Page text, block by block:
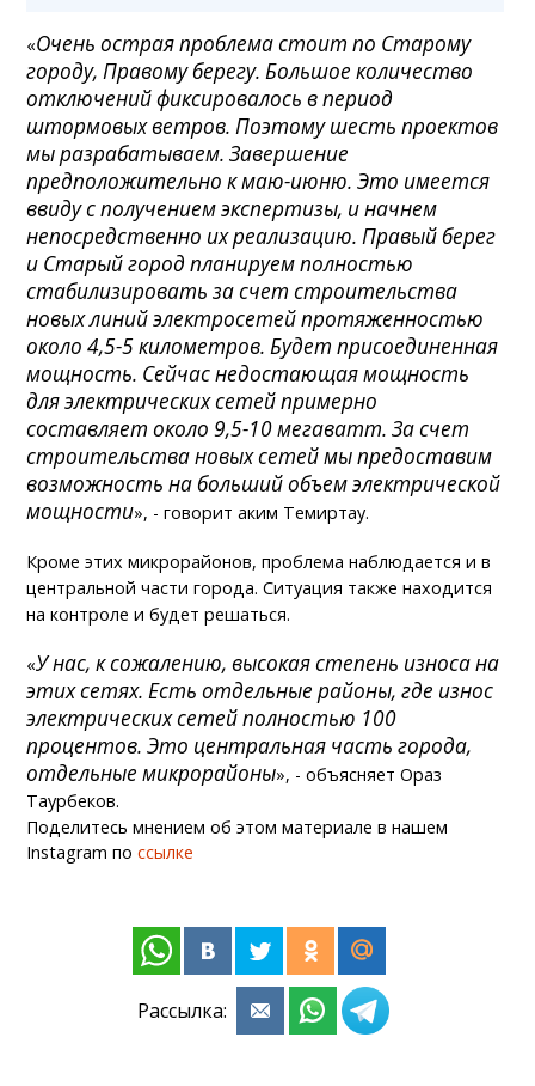
«Очень острая проблема стоит по Старому
городу, Правому берегу. Большое количество
отключений фиксировалось в период
штормовых ветров. Поэтому шесть проектов
мы разрабатываем. Завершение
предположительно к маю-июню. Это имеется
ввиду с получением экспертизы, и начнем
непосредственно их реализацию. Правый берег
и Старый город планируем полностью
стабилизировать за счет строительства
новых линий электросетей протяженностью
около 4,5-5 километров. Будет присоединенная
мощность. Сейчас недостающая мощность
для электрических сетей примерно
составляет около 9,5-10 мегаватт. За счет
строительства новых сетей мы предоставим
возможность на больший объем электрической
мощности», - говорит аким Темиртау.
Кроме этих микрорайонов, проблема наблюдается и в
центральной части города. Ситуация также находится
на контроле и будет решаться.
«У нас, к сожалению, высокая степень износа на
этих сетях. Есть отдельные районы, где износ
электрических сетей полностью 100
процентов. Это центральная часть города,
отдельные микрорайоны», - объясняет Ораз
Таурбеков.
Поделитесь мнением об этом материале в нашем
Instagram поссылке
Рассылка: